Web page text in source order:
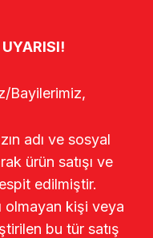
Bayilerimiz,
adı ve sosyal
ürün satışı ve
edilmiştir.
olmayan kişi veya
bu tür satış